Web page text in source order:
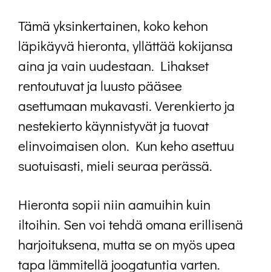
Tämä yksinkertainen, koko kehon
läpikäyvä hieronta, yllättää kokijansa
aina ja vain uudestaan. Lihakset
rentoutuvat ja luusto pääsee
asettumaan mukavasti. Verenkierto ja
nestekierto käynnistyvät ja tuovat
elinvoimaisen olon. Kun keho asettuu
suotuisasti, mieli seuraa perässä.
Hieronta sopii niin aamuihin kuin
iltoihin. Sen voi tehdä omana erillisenä
harjoituksena, mutta se on myös upea
tapa lämmitellä joogatuntia varten.